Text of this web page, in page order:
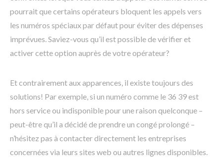
pourrait que certains opérateurs bloquent les appels vers
les numéros spéciaux par défaut pour éviter des dépenses
imprévues. Saviez-vous qu’il est possible de vérifier et
activer cette option auprès de votre opérateur?
Et contrairement aux apparences, il existe toujours des
solutions! Par exemple, si un numéro comme le 36 39 est
hors service ou indisponible pour une raison quelconque –
peut-être qu’il a décidé de prendre un congé prolongé –
n’hésitez pas à contacter directement les entreprises
concernées via leurs sites web ou autres lignes disponibles.